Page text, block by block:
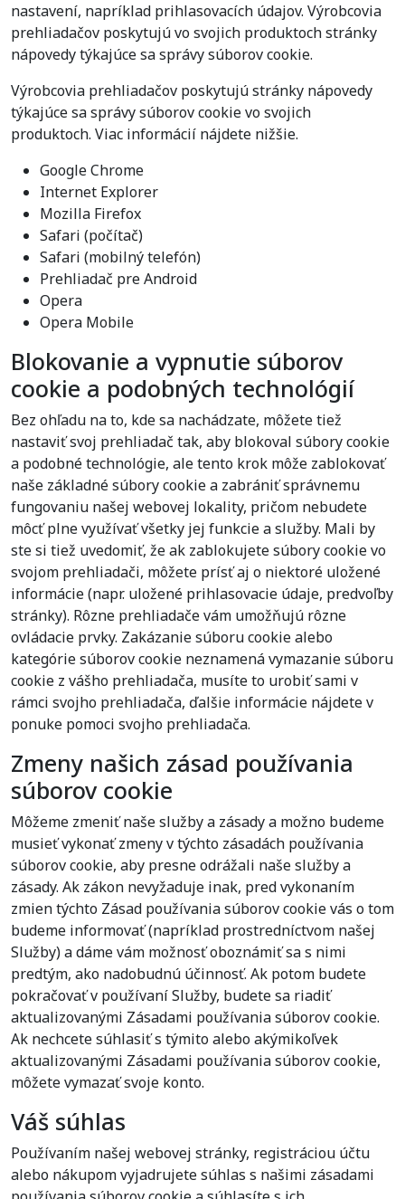
nastavení, napríklad prihlasovacích údajov. Výrobcovia
prehliadačov poskytujú vo svojich produktoch stránky
nápovedy týkajúce sa správy súborov cookie.
Výrobcovia prehliadačov poskytujú stránky nápovedy
týkajúce sa správy súborov cookie vo svojich
produktoch. Viac informácií nájdete nižšie.
Google Chrome
Internet Explorer
Mozilla Firefox
Safari (počítač)
Safari (mobilný telefón)
Prehliadač pre Android
Opera
Opera Mobile
Blokovanie a vypnutie súborov
cookie a podobných technológií
Bez ohľadu na to, kde sa nachádzate, môžete tiež
nastaviť svoj prehliadač tak, aby blokoval súbory cookie
a podobné technológie, ale tento krok môže zablokovať
naše základné súbory cookie a zabrániť správnemu
fungovaniu našej webovej lokality, pričom nebudete
môcť plne využívať všetky jej funkcie a služby. Mali by
ste si tiež uvedomiť, že ak zablokujete súbory cookie vo
svojom prehliadači, môžete prísť aj o niektoré uložené
informácie (napr. uložené prihlasovacie údaje, predvoľby
stránky). Rôzne prehliadače vám umožňujú rôzne
ovládacie prvky. Zakázanie súboru cookie alebo
kategórie súborov cookie neznamená vymazanie súboru
cookie z vášho prehliadača, musíte to urobiť sami v
rámci svojho prehliadača, ďalšie informácie nájdete v
ponuke pomoci svojho prehliadača.
Zmeny našich zásad používania
súborov cookie
Môžeme zmeniť naše služby a zásady a možno budeme
musieť vykonať zmeny v týchto zásadách používania
súborov cookie, aby presne odrážali naše služby a
zásady. Ak zákon nevyžaduje inak, pred vykonaním
zmien týchto Zásad používania súborov cookie vás o tom
budeme informovať (napríklad prostredníctvom našej
Služby) a dáme vám možnosť oboznámiť sa s nimi
predtým, ako nadobudnú účinnosť. Ak potom budete
pokračovať v používaní Služby, budete sa riadiť
aktualizovanými Zásadami používania súborov cookie.
Ak nechcete súhlasiť s týmito alebo akýmikoľvek
aktualizovanými Zásadami používania súborov cookie,
môžete vymazať svoje konto.
Váš súhlas
Používaním našej webovej stránky, registráciou účtu
alebo nákupom vyjadrujete súhlas s našimi zásadami